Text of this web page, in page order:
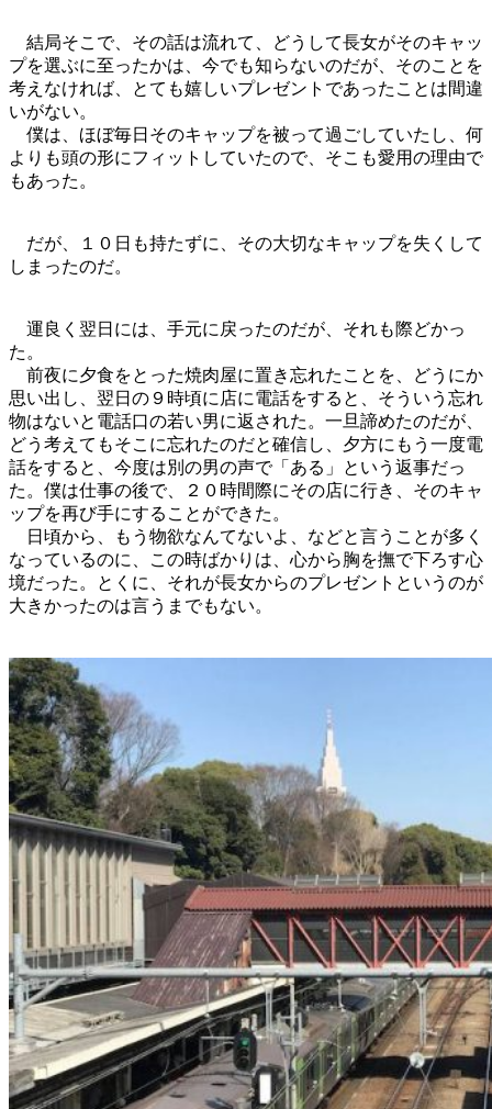
結局そこで、その話は流れて、どうして長女がそのキャッ
プを選ぶに至ったかは、今でも知らないのだが、そのことを
考えなければ、とても嬉しいプレゼントであったことは間違
いがない。
僕は、ほぼ毎日そのキャップを被って過ごしていたし、何
よりも頭の形にフィットしていたので、そこも愛用の理由で
もあった。
だが、１０日も持たずに、その大切なキャップを失くして
しまったのだ。
運良く翌日には、手元に戻ったのだが、それも際どかっ
た。
前夜に夕食をとった焼肉屋に置き忘れたことを、どうにか
思い出し、翌日の９時頃に店に電話をすると、そういう忘れ
物はないと電話口の若い男に返された。一旦諦めたのだが、
どう考えてもそこに忘れたのだと確信し、夕方にもう一度電
話をすると、今度は別の男の声で「ある」という返事だっ
た。僕は仕事の後で、２０時間際にその店に行き、そのキャ
ップを再び手にすることができた。
日頃から、もう物欲なんてないよ、などと言うことが多く
なっているのに、この時ばかりは、心から胸を撫で下ろす心
境だった。とくに、それが長女からのプレゼントというのが
大きかったのは言うまでもない。